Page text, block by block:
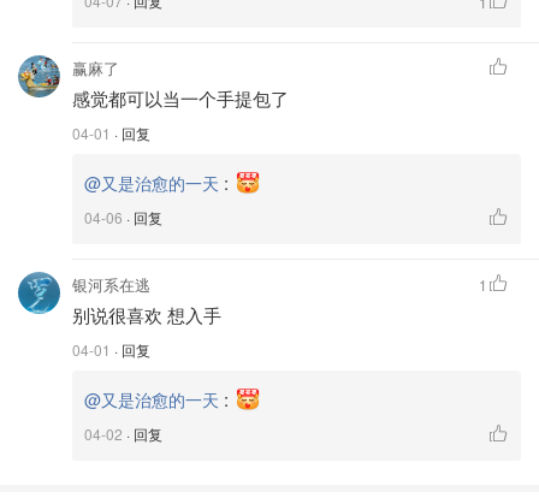
赢麻了
感觉都可以当一个手提包了
04-01 · 回复
@又是治愈的一天 :
04-06 · 回复
银河系在逃
别说很喜欢 想入手
04-01 · 回复
1
@又是治愈的一天 :
04-02 · 回复